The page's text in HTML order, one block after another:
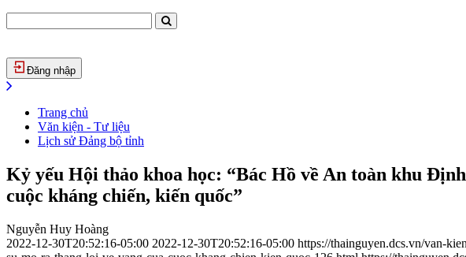
Đăng nhập
Trang chủ
Văn kiện - Tư liệu
Lịch sử Đảng bộ tỉnh
Kỷ yếu Hội thảo khoa học: “Bác Hồ về An toàn khu
cuộc kháng chiến, kiến quốc”
Nguyễn Huy Hoàng
2022-12-30T20:52:16-05:00 2022-12-30T20:52:16-05:00 https://thainguyen.dcs.vn/van-